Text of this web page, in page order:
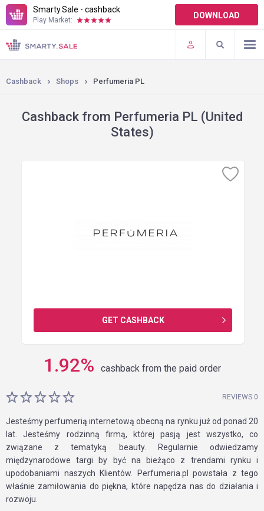
Smarty.Sale - cashback
Play Market: DOWNLOAD
TERMS OF USE
PLUGINS
Cashback Shops Perfumeria PL
Cashback from Perfumeria PL (United
States)
GET CASHBACK
1.92% cashback from the paid order
REVIEWS 0
Jesteśmy perfumerią internetową obecną na rynku już od ponad 20
lat. Jesteśmy rodzinną firmą, której pasją jest wszystko, co
związane z tematyką beauty. Regularnie odwiedzamy
międzynarodowe targi by być na bieżąco z trendami rynku i
upodobaniami naszych Klientów. Perfumeria.pl powstała z tego
właśnie zamiłowania do piękna, które napędza nas do działania i
rozwoju.